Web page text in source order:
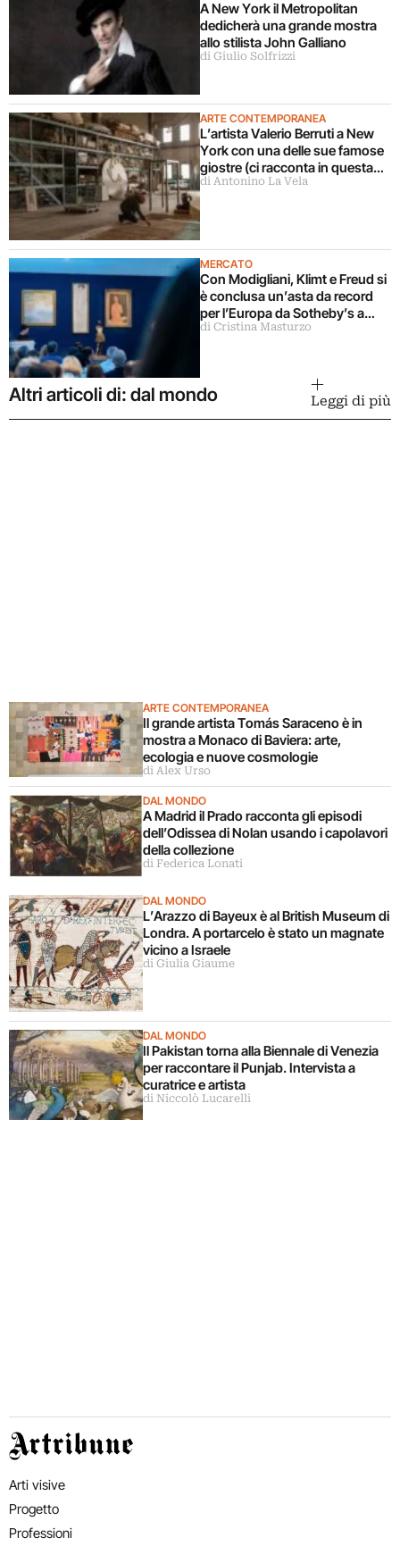
A New York il Metropolitan
dedicherà una grande mostra
allo stilista John Galliano
di Giulio Solfrizzi
ARTE CONTEMPORANEA
L’artista Valerio Berruti a New
York con una delle sue famose
giostre (ci racconta in questa
intervista)
di Antonino La Vela
MERCATO
Con Modigliani, Klimt e Freud si
è conclusa un’asta da record
per l’Europa da Sotheby’s a
Londra
di Cristina Masturzo
Altri articoli di: dal mondo Leggi di più
ARTE CONTEMPORANEA
Il grande artista Tomás Saraceno è in
mostra a Monaco di Baviera: arte,
ecologia e nuove cosmologie
di Alex Urso
DAL MONDO
A Madrid il Prado racconta gli episodi
dell’Odissea di Nolan usando i capolavori
della collezione
di Federica Lonati
DAL MONDO
L’Arazzo di Bayeux è al British Museum di
Londra. A portarcelo è stato un magnate
vicino a Israele
di Giulia Giaume
DAL MONDO
Il Pakistan torna alla Biennale di Venezia
per raccontare il Punjab. Intervista a
curatrice e artista
di Niccolò Lucarelli
Artribune
Arti visive
Progetto
Professioni